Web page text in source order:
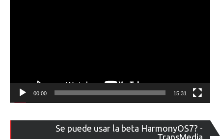
00:00 15:31
Se puede usar la beta HarmonyOS7? -
de